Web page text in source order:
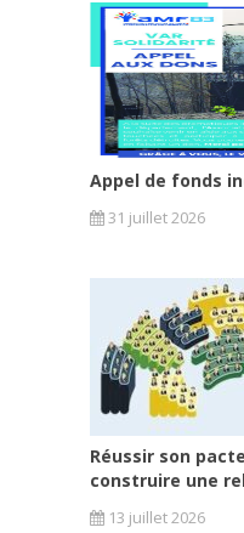
Appel de fonds
31 juillet 2026
Réussir son
construire une
13 juillet 2026